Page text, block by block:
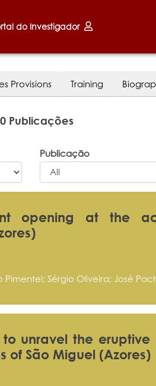
do Investigador
Provisions Training
Publicações
Publicação
opening at the
Sérgio Oliveira; José
unravel the eruptive
São Miguel (Azores)